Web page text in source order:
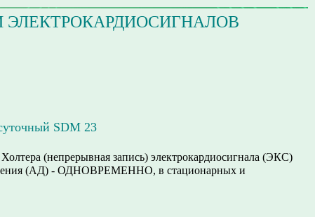
SDM 23
(непрерывная запись) электрокардиосигнала (ЭКС)
(АД) - ОДНОВРЕМЕННО, в стационарных и